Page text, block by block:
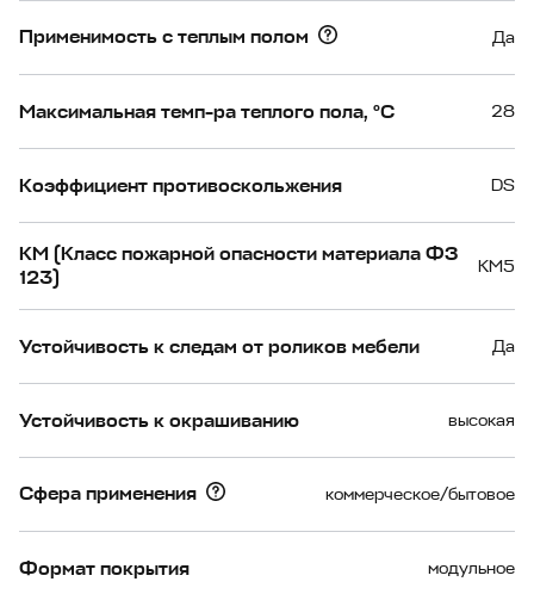
Применимость с теплым полом Да
Максимальная темп-ра теплого пола, °С 28
Коэффициент противоскольжения DS
КМ (Класс пожарной опасности материала ФЗ
123)
КМ5
Устойчивость к следам от роликов мебели Да
Устойчивость к окрашиванию высокая
Сфера применения коммерческое/бытовое
Формат покрытия модульное